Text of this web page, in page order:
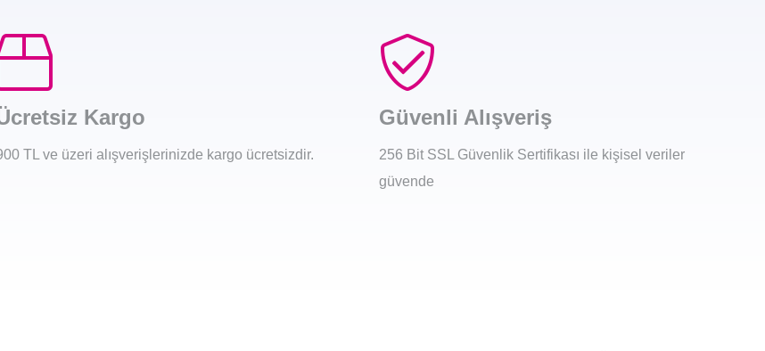
Kargo
TL ve üzeri alışverişlerinizde kargo ücretsizdir.
Güvenli Alışveriş
256 Bit SSL Güvenlik Sertifikası ile kişisel veriler
güvende